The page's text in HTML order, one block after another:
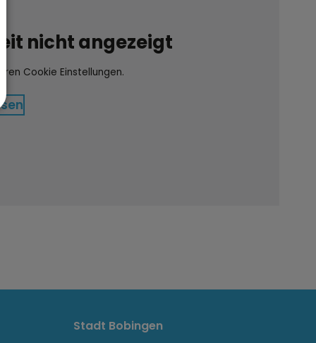
nicht angezeigt
Cookie Einstellungen.
Stadt Bobingen